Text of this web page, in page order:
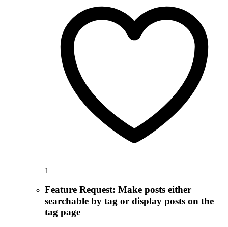
1
Feature Request: Make posts either
searchable by tag or display posts on the
tag page